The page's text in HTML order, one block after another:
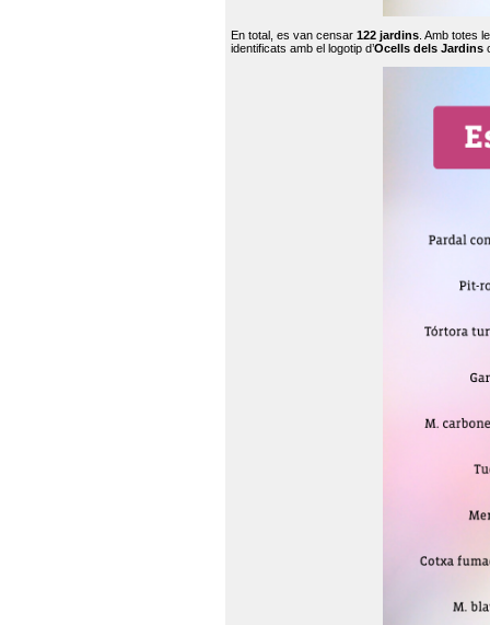
En total, es van censar 122 jardins . Amb totes
identificats amb el logotip d’Ocells dels Jardins